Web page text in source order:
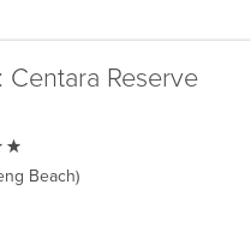
Centara Reserve
Beach)